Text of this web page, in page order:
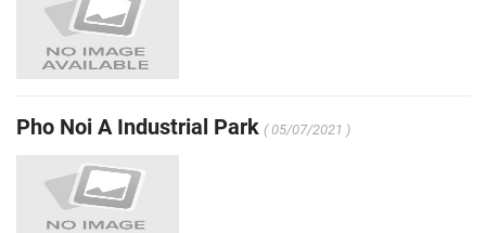
Pho Noi A Industrial Park ( 05/07/2021 )